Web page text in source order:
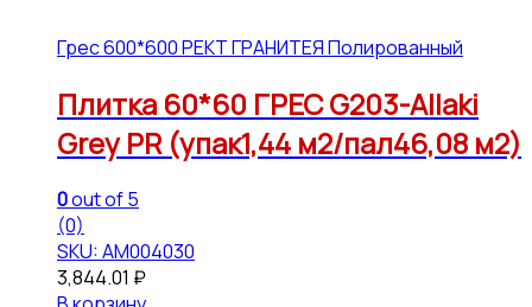
Грес 600*600 РЕКТ ГРАНИТЕЯ Полированный
Плитка 60*60 ГРЕС G203-Allaki
Grey PR (упак1,44 м2/пал46,08 м2)
0out of 5
(0)
SKU: АМ004030
3,844.01 ₽